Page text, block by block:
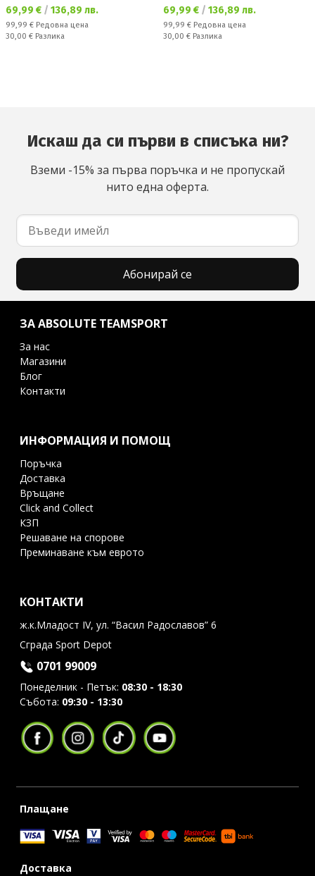
Текуща цена:
69,99 € / 136,89 лв.
Редовна цена:
99,99 € Редовна цена
Спестявате:
30,00 € Разлика
Текуща цена:
69,99 € / 136,89 лв.
Редовна цена:
99,99 € Редовна цена
Спестявате:
30,00 € Разлика
Искаш да си първи в списъка ни?
Вземи -15% за първа поръчка и не пропускай
нито една оферта.
Абонирай се
ЗА ABSOLUTE TEAMSPORT
За нас
Магазини
Блог
Контакти
ИНФОРМАЦИЯ И ПОМОЩ
Поръчка
Доставка
Връщане
Click and Collect
КЗП
Решаване на спорове
Преминаване към еврото
КОНТАКТИ
ж.к.Младост IV, ул. “Васил Радославов” 6
Сграда Sport Depot
0701 99009
Понеделник - Петък: 08:30 - 18:30
Събота: 09:30 - 13:30
Плащане
Доставка